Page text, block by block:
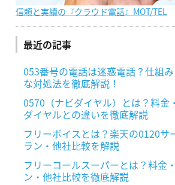
信頼と実績の『クラウド電話』MOT/TEL
最近の記事
053番号の電話は迷惑電話？仕組
な対処法を徹底解説！
0570（ナビダイヤル）とは？料金
ダイヤルとの違いを徹底解説
フリーボイスとは？楽天の0120サ
ラン・他社比較を解説
フリーコールスーパーとは？料金
ン・他社比較を徹底解説